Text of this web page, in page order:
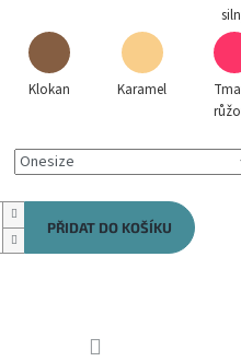
Klokan Karamel
PŘIDAT DO KOŠÍKU